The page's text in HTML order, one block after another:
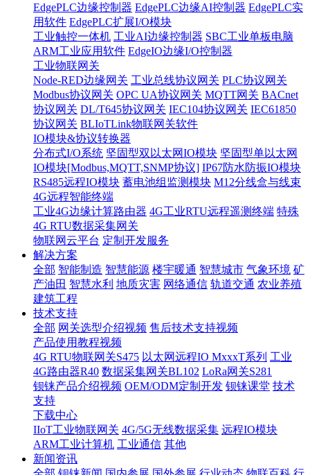
EdgePLC边缘控制器 EdgePLC边缘AI控制器 EdgePLC实
用软件 EdgePLC扩展I/O模块
工业触控一体机 工业AI边缘控制器 SBC工业单板电脑
ARM工业应用软件 EdgeIO边缘I/O控制器
工业物联网关
Node-RED边缘网关 工业总线协议网关 PLC协议网关
Modbus协议网关 OPC UA协议网关 MQTT网关 BACnet
协议网关 DL/T645协议网关 IEC104协议网关 IEC61850
协议网关 BLIoTLink物联网关软件
IO模块&协议转换器
分布式I/O系统 坚固型双以太网IO模块 坚固型单以太网
IO模块[Modbus,MQTT,SNMP协议] IP67防水防振IO模块
RS485远程IO模块 蓄电池组监测模块 M12分线盒与线束
4G远程智能终端
工业4G边缘计算路由器 4G工业RTU远程遥测终端 特殊
4G RTU数据采集网关
物联网云平台 定制开发服务
解决方案
全部 智能制造 智慧能源 楼宇暖通 智慧城市 气象环境 矿
产油田 智慧水利 地质灾害 网络通信 轨道交通 农业养殖
建筑工程
技术支持
全部 网关选型介绍视频 售后技术支持视频
产品使用教程视频
4G RTU物联网关S475 以太网远程IO MxxxT系列 工业
4G路由器R40 数据采集网关BL102 LoRa网关S281
钡铼产品介绍视频 OEM/ODM定制开发 钡铼课堂 技术
支持
下载中心
IIoT工业物联网关 4G/5G无线数据采集 远程IO模块
ARM工业计算机 工业通信 其他
新闻资讯